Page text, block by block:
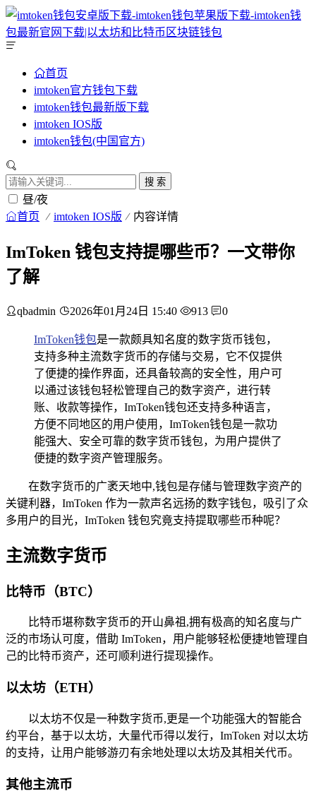
首页
imtoken官方钱包下载
imtoken钱包最新版下载
imtoken IOS版
imtoken钱包(中国官方)
搜 索
昼/夜
首页 imtoken IOS版 内容详情
ImToken 钱包支持提哪些币？一文带你
了解
qbadmin 2026年01月24日 15:40 913 0
ImToken钱包是一款颇具知名度的数字货币钱包，
支持多种主流数字货币的存储与交易，它不仅提供
了便捷的操作界面，还具备较高的安全性，用户可
以通过该钱包轻松管理自己的数字资产，进行转
账、收款等操作，ImToken钱包还支持多种语言，
方便不同地区的用户使用，ImToken钱包是一款功
能强大、安全可靠的数字货币钱包，为用户提供了
便捷的数字资产管理服务。
在数字货币的广袤天地中,钱包是存储与管理数字资产的
关键利器，ImToken 作为一款声名远扬的数字钱包，吸引了众
多用户的目光，ImToken 钱包究竟支持提取哪些币种呢？
主流数字货币
比特币（BTC）
比特币堪称数字货币的开山鼻祖,拥有极高的知名度与广
泛的市场认可度，借助 ImToken，用户能够轻松便捷地管理自
己的比特币资产，还可顺利进行提现操作。
以太坊（ETH）
以太坊不仅是一种数字货币,更是一个功能强大的智能合
约平台，基于以太坊，大量代币得以发行，ImToken 对以太坊
的支持，让用户能够游刃有余地处理以太坊及其相关代币。
其他主流币